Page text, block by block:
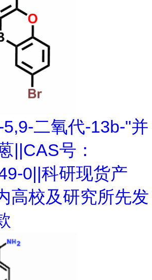
二氧代-13b-"并
||CAS号：
0||科研现货产
高校及研究所先发